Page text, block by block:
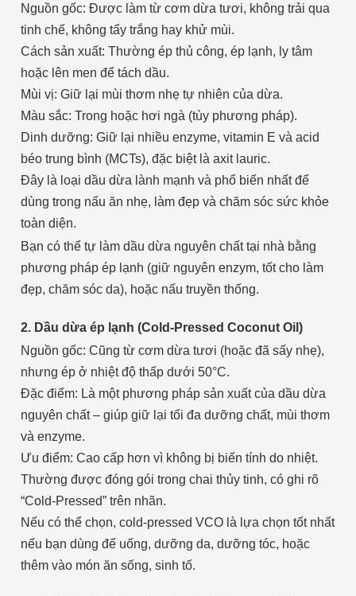
Nguồn gốc: Được làm từ cơm dừa tươi, không trải qua
tinh chế, không tẩy trắng hay khử mùi.
Cách sản xuất: Thường ép thủ công, ép lạnh, ly tâm
hoặc lên men để tách dầu.
Mùi vị: Giữ lại mùi thơm nhẹ tự nhiên của dừa.
Màu sắc: Trong hoặc hơi ngà (tùy phương pháp).
Dinh dưỡng: Giữ lại nhiều enzyme, vitamin E và acid
béo trung bình (MCTs), đặc biệt là axit lauric.
Đây là loại dầu dừa lành mạnh và phổ biến nhất để
dùng trong nấu ăn nhẹ, làm đẹp và chăm sóc sức khỏe
toàn diện.
Bạn có thể tự làm dầu dừa nguyên chất tại nhà bằng
phương pháp ép lạnh (giữ nguyên enzym, tốt cho làm
đẹp, chăm sóc da), hoặc nấu truyền thống.
2. Dầu dừa ép lạnh (Cold-Pressed Coconut Oil)
Nguồn gốc: Cũng từ cơm dừa tươi (hoặc đã sấy nhẹ),
nhưng ép ở nhiệt độ thấp dưới 50°C.
Đặc điểm: Là một phương pháp sản xuất của dầu dừa
nguyên chất – giúp giữ lại tối đa dưỡng chất, mùi thơm
và enzyme.
Ưu điểm: Cao cấp hơn vì không bị biến tính do nhiệt.
Thường được đóng gói trong chai thủy tinh, có ghi rõ
“Cold-Pressed” trên nhãn.
Nếu có thể chọn, cold-pressed VCO là lựa chọn tốt nhất
nếu bạn dùng để uống, dưỡng da, dưỡng tóc, hoặc
thêm vào món ăn sống, sinh tố.